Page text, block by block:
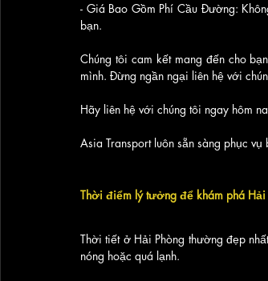
- Giá Bao Gồm Phí Cầu Đường:
bạn.
Chúng tôi cam kết mang đến cho
mình. Đừng ngần ngại liên hệ với
Hãy liên hệ với chúng tôi ngay hôm
Asia Transport luôn sẵn sàng phục
Thời điểm lý tưởng để khám phá Hải
Thời tiết ở Hải Phòng thường đẹp
nóng hoặc quá lạnh.